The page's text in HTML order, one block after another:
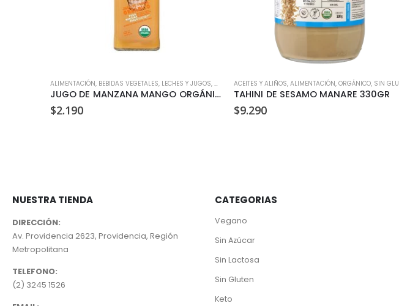
ORGÁNICO,SIN AZÚCAR,SIN LACTOSA,VEGANO
ALIMENTACIÓN, BEBIDAS VEGETALES, LECHES Y JUGOS, ORGÁNICO
JUGO DE MANZANA MANGO ORGÁNICO (300 ML)
$2.190
ACEITES Y ALIÑOS, ALIMENTACIÓN, ORGÁNICO, SIN GLUTEN
TAHINI DE SESAMO MANARE 330GR
$9.290
NUESTRA TIENDA
DIRECCIÓN:
Av. Providencia 2623, Providencia, Región
Metropolitana
TELEFONO:
(2) 3245 1526
CATEGORIAS
Vegano
Sin Azúcar
Sin Lactosa
Sin Gluten
Keto